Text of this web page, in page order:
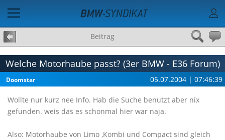
Beitrag
Welche Motorhaube passt? (3er BMW - E36 Forum)
Doomstar 05.07.2004 | 07:46:39
Wollte nur kurz nee Info. Hab die Suche benutzt aber nix
gefunden. weis das es schonmal hier war naja.
Also: Motorhaube von Limo ,Kombi und Compact sind gleich